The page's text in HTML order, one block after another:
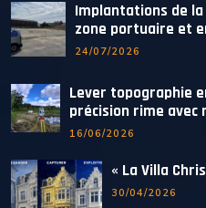
Implantations de
zone portuaire et
24/07/2026
Lever topographie
précision rime avec
16/06/2026
« La Villa
30/04/2026